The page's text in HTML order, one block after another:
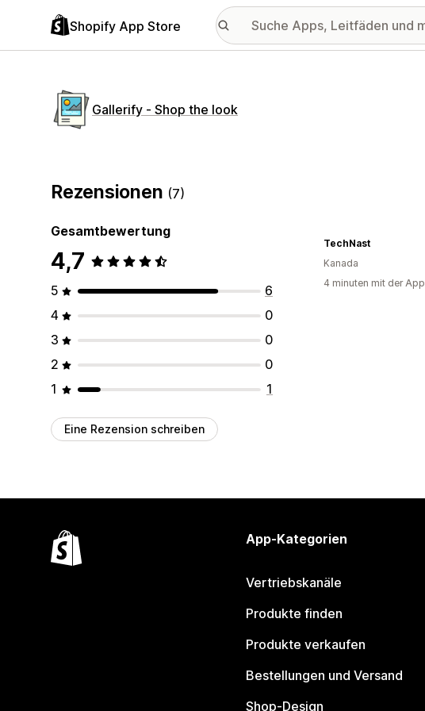
Shopify App Store
Gallerify ‑ Shop the look
Rezensionen (7)
Gesamtbewertung
4,7
5
6
4
0
3
0
2
0
1
1
Eine Rezension schreiben
TechNast
Kanada
4 minuten mit der App
App-Kategorien
Vertriebskanäle
Produkte finden
Produkte verkaufen
Bestellungen und Versand
Shop-Design